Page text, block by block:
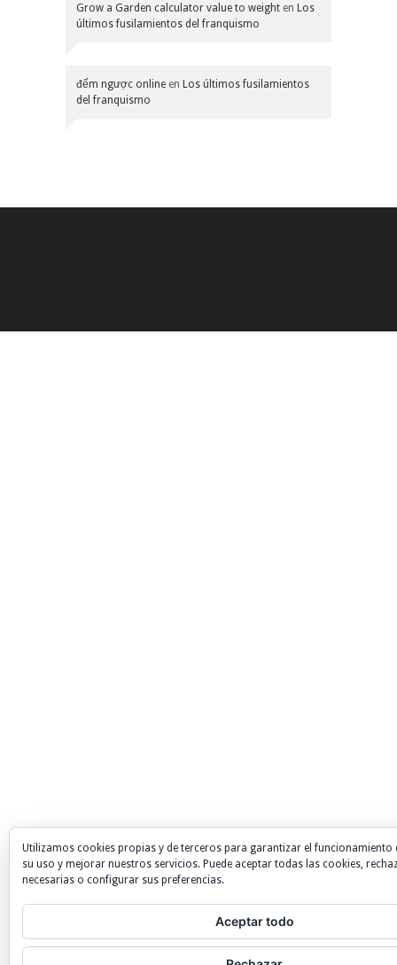
Grow a Garden calculator value to weight en Los
últimos fusilamientos del franquismo
đếm ngược online en Los últimos fusilamientos
del franquismo
Utilizamos cookies propias y de terceros para garantizar el funcionamiento
su uso y mejorar nuestros servicios. Puede aceptar todas las cookies,
necesarias o configurar sus preferencias.
Aceptar todo